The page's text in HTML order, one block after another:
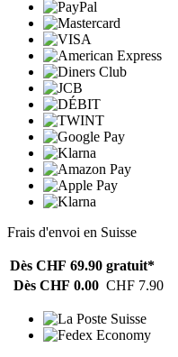
Frais d'envoi en Suisse
Dès CHF 69.90 gratuit*
Dès CHF 0.00 CHF 7.90